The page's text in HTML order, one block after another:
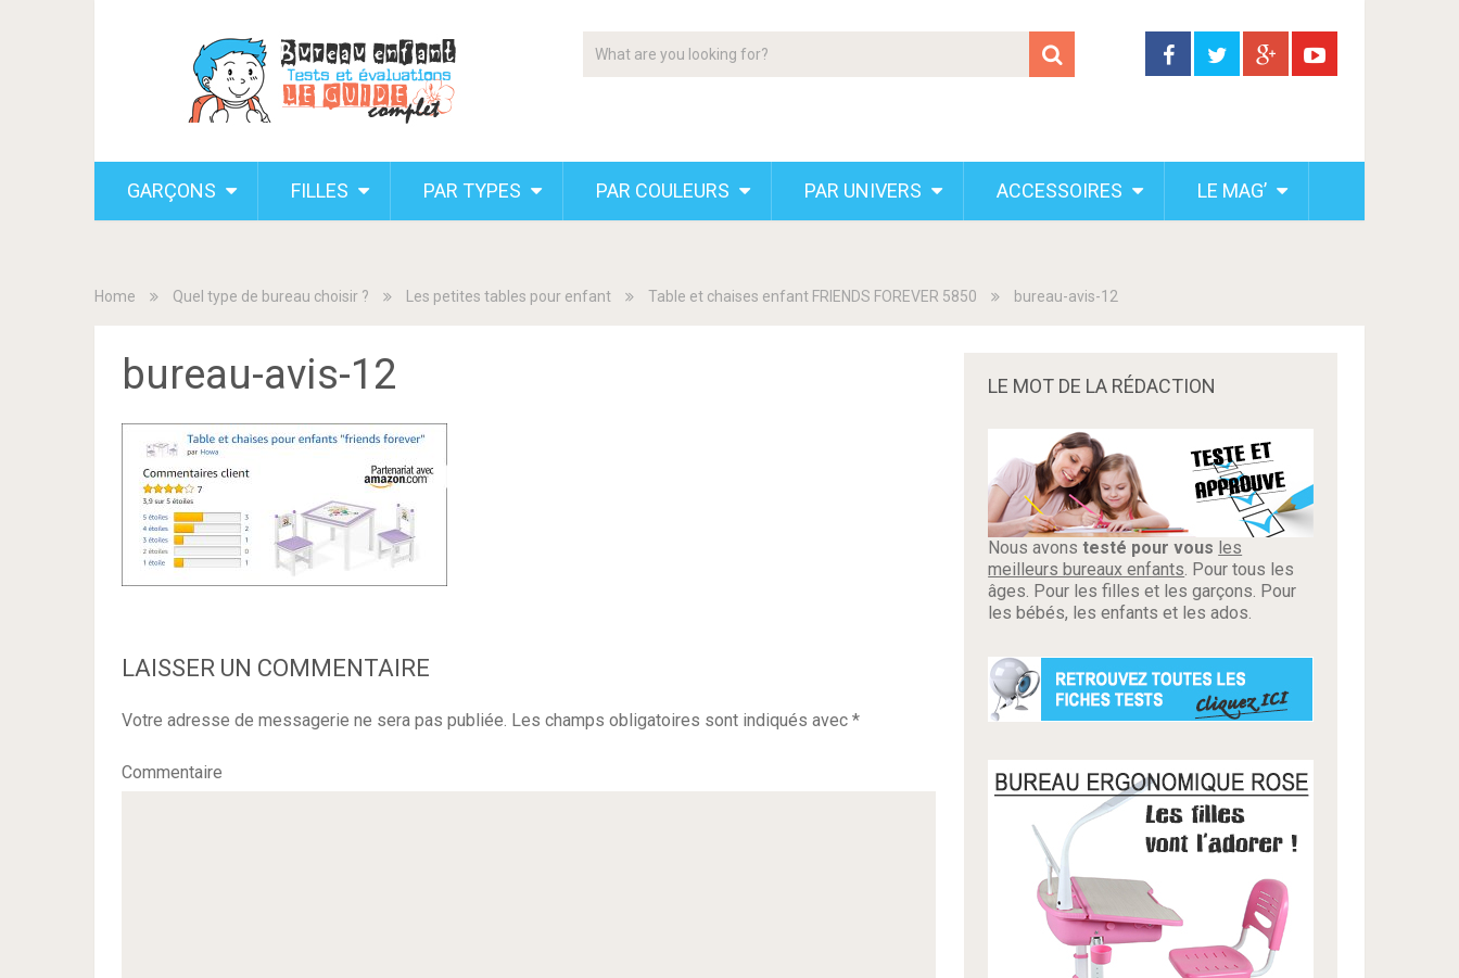
GARÇONS FILLES PAR TYPES PAR COULEURS PAR UNIVERS ACCESSOIRES LE MAG’
Home Quel type de bureau choisir ? Les petites tables pour enfant Table et chaises enfant FRIENDS FOREVER 5850 bureau-avis-12
bureau-avis-12
LAISSER UN COMMENTAIRE
Votre adresse de messagerie ne sera pas publiée. Les champs obligatoires sont indiqués avec *
Commentaire
LE MOT DE LA RÉDACTION
Nous avonstesté pour vous les
meilleurs bureaux enfants. Pour tous les
âges. Pour les filles et les garçons. Pour
les bébés, les enfants et les ados.